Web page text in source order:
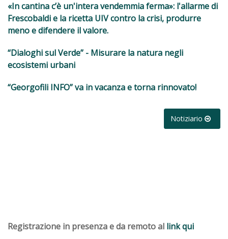
«In cantina c’è un'intera vendemmia ferma»: l'allarme di
Frescobaldi e la ricetta UIV contro la crisi, produrre
meno e difendere il valore.
“Dialoghi sul Verde” - Misurare la natura negli
ecosistemi urbani
“Georgofili INFO” va in vacanza e torna rinnovato!
Notiziario
Registrazione in presenza e da remoto al link qui